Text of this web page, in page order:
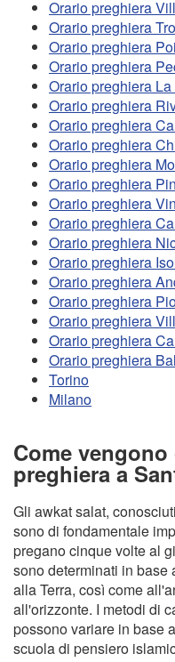
Orario preghiera
Orario preghiera
Orario preghiera
Orario preghiera
Orario preghiera
Orario preghiera
Orario preghiera
Orario preghiera
Orario preghiera
Orario preghiera
Orario preghiera
Orario preghiera
Orario preghiera
Orario preghiera
Orario preghiera
Orario preghiera
Orario preghiera
Orario preghiera
Orario preghiera
Torino
Milano
Come
preghiera a
Gli awkat salat,
sono di fondamentale
pregano cinque volte al
sono determinati in
alla Terra, così come
all'orizzonte. I metodi di
possono variare in base
scuola di pensiero